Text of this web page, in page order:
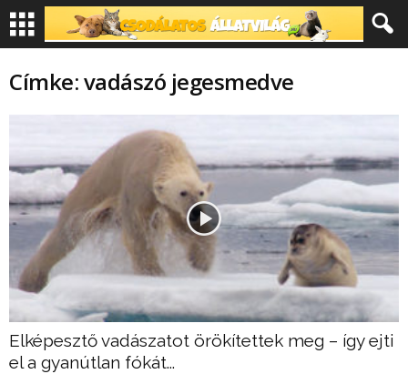
Címke: vadászó jegesmedve
Elképesztő vadászatot örökítettek meg – így ejti
el a gyanútlan fókát...